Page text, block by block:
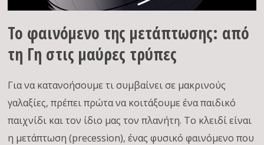
Το φαινόμενο της μετάπτωσης: από
τη Γη στις μαύρες τρύπες
Για να κατανοήσουμε τι συμβαίνει σε μακρινούς
γαλαξίες, πρέπει πρώτα να κοιτάξουμε ένα παιδικό
παιχνίδι και τον ίδιο μας τον πλανήτη. Το κλειδί είναι
η μετάπτωση (precession), ένας φυσικό φαινόμενο που